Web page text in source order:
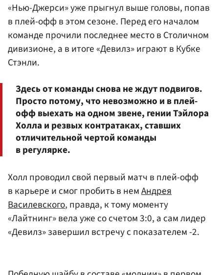
«Нью-Джерси» уже прыгнул выше головы, попав
в плей-офф в этом сезоне. Перед его началом
команде прочили последнее место в Столичном
дивизионе, а в итоге «Девилз» играют в Кубке
Стэнли.
Здесь от команды снова не ждут подвигов.
Просто потому, что невозможно и в плей-
офф выехать на одном звене, гении Тэйлора
Холла и резвых контратаках, ставших
отличительной чертой команды
в регулярке.
Холл проводил свой первый матч в плей-офф
в карьере и смог пробить в немАндрея
Василевского, правда, к тому моменту
«Лайтнинг» вела уже со счетом 3:0, а сам лидер
«Девилз» завершил встречу с показателем -2.